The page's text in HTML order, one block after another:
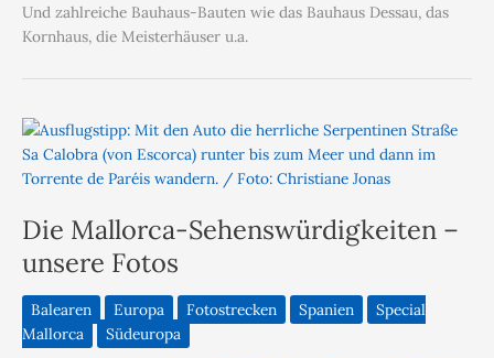
Und zahlreiche Bauhaus-Bauten wie das Bauhaus Dessau, das
Kornhaus, die Meisterhäuser u.a.
Die Mallorca-Sehenswürdigkeiten –
unsere Fotos
Balearen Europa Fotostrecken Spanien
Special
Mallorca
Südeuropa